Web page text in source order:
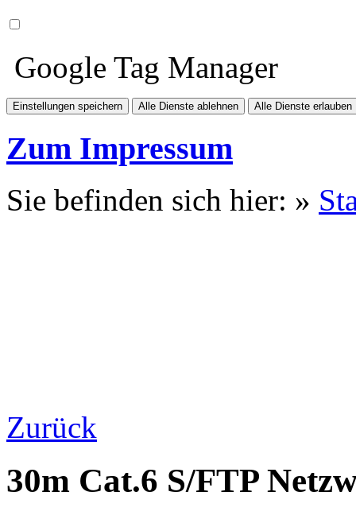
Google Tag Manager
Einstellungen speichern Alle Dienste ablehnen Alle Dienste erlauben
Zum Impressum
Sie befinden sich hier: »
Zurück
30m Cat.6 S/FTP